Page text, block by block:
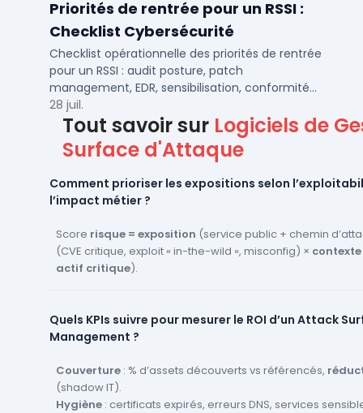
Priorités de rentrée pour un RSSI :
Checklist Cybersécurité
Checklist opérationnelle des priorités de rentrée
pour un RSSI : audit posture, patch
management, EDR, sensibilisation, conformité
NIS2 et plan de continuité.
28 juil.
Tout savoir sur Logiciels de
Surface d'Attaque
Comment prioriser les expositions selon
l’impact métier ?
Score risque = exposition (service public + chemin
(CVE critique, exploit « in-the-wild », misconfig) × contexte
actif critique).
Quels KPIs suivre pour mesurer le ROI d’un Attack
Management ?
Couverture: % d’assets découverts vs référencés,
(shadow IT).
Hygiène: certificats expirés, erreurs DNS, services